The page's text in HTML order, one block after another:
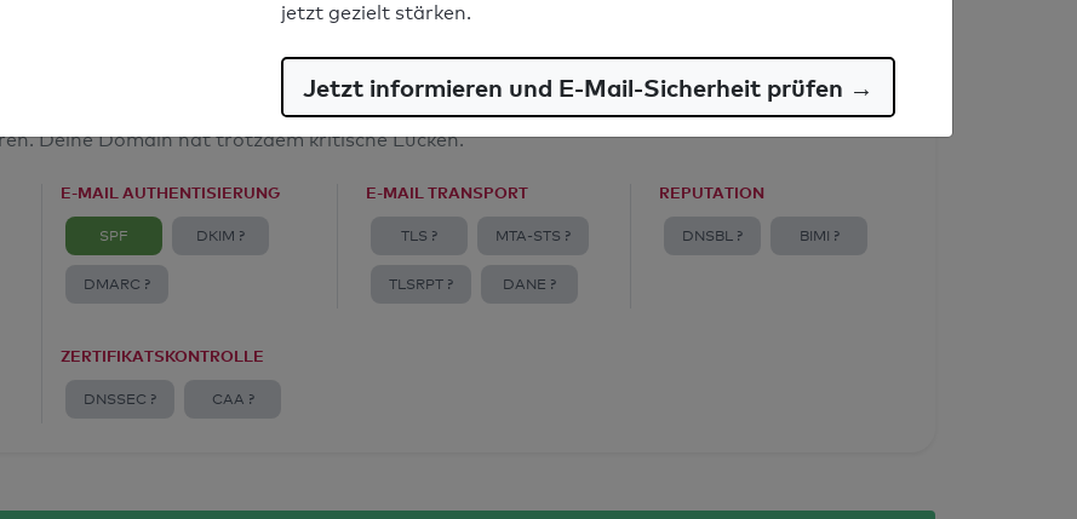
Deine Domain hat trotzdem kritische Lücken.
E-MAIL AUTHENTISIERUNG
SPF DKIM ?
DMARC ?
E-MAIL TRANSPORT
TLS ? MTA-STS ?
TLSRPT ? DANE ?
REPUTATION
DNSBL ? BIMI ?
ZERTIFIKATSKONTROLLE
DNSSEC ? CAA ?
jetzt gezielt stärken.
Jetzt informieren und E-Mail-Sicherheit prüfen →